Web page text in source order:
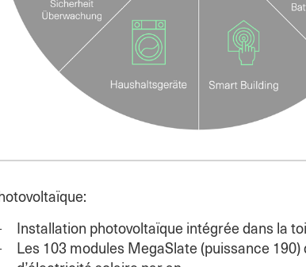
Installation photovoltaïque intégrée dans la
Les 103 modules MegaSlate (puissance